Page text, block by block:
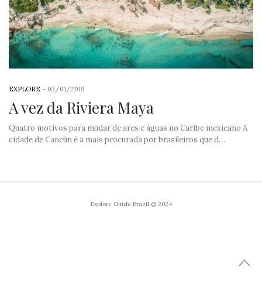
EXPLORE - 03/01/2019
A vez da Riviera Maya
Quatro motivos para mudar de ares e águas no Caribe mexicano A
cidade de Cancún é a mais procurada por brasileiros que d…
Explore Guide Brazil © 2024